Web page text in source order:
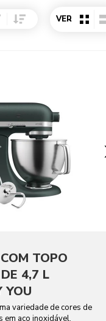
Sort Price ascending
Sort Price descending
VER
TOPO
4,7 L
YOU
variedade de cores de
em aço inoxidável.